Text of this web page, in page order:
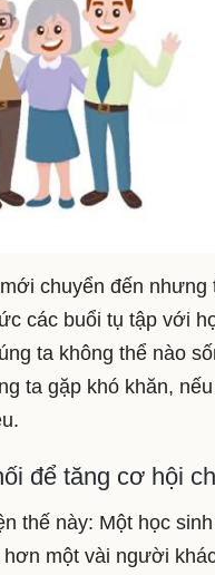
chuyển đến
các buổi tụ tập với
ta không thể nào
ta gặp khó khăn,
để tăng cơ hội
thế này: Một học
một vài người